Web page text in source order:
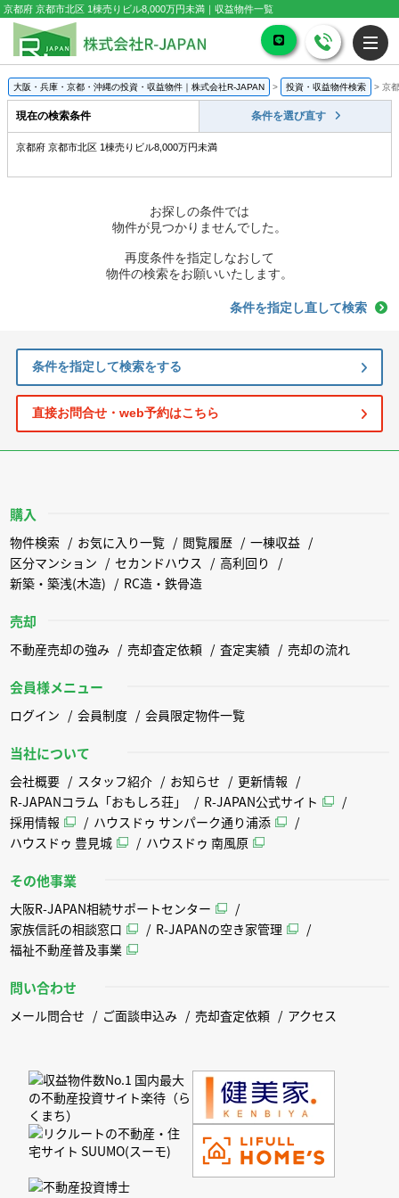
京都府 京都市北区 1棟売りビル8,000万円未満｜収益物件一覧
大阪・兵庫・京都・沖縄の投資・収益物件｜株式会社R-JAPAN > 投資・収益物件検索 > 京
現在の検索条件 条件を選び直す
京都府 京都市北区 1棟売りビル8,000万円未満
お探しの条件では
物件が見つかりませんでした。
再度条件を指定しなおして
物件の検索をお願いいたします。
条件を指定し直して検索
条件を指定して検索をする
直接お問合せ・web予約はこちら
購入
物件検索 お気に入り一覧 閲覧履歴
一棟収益
区分マンション
セカンドハウス
高利回り
新築・築浅(木造)
RC造・鉄骨造
売却
不動産売却の強み 売却査定依頼 査定実績 売却の流れ
会員様メニュー
ログイン 会員制度 会員限定物件一覧
当社について
会社概要 スタッフ紹介 お知らせ
更新情報
R-JAPANコラム「おもしろ荘」
R-JAPAN公式サイト
採用情報
ハウスドゥ サンパーク通り浦添
ハウスドゥ 豊見城
ハウスドゥ 南風原
その他事業
大阪R-JAPAN相続サポートセンター
家族信託の相談窓口
R-JAPANの空き家管理
福祉不動産普及事業
問い合わせ
メール問合せ ご面談申込み 売却査定依頼 アクセス